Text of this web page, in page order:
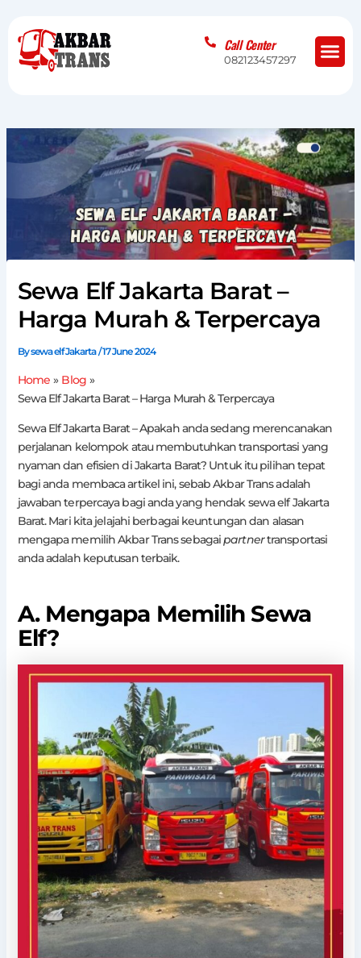
content
Call Center
082123457297
Sewa Elf Jakarta Barat –
Harga Murah & Terpercaya
Bysewa elf Jakarta/17 June 2024
Home
Blog
Sewa Elf Jakarta Barat – Harga Murah & Terpercaya
Sewa Elf Jakarta Barat – Apakah anda sedang merencanakan
perjalanan kelompok atau membutuhkan transportasi yang
nyaman dan efisien di Jakarta Barat? Untuk itu pilihan tepat
bagi anda membaca artikel ini, sebab Akbar Trans adalah
jawaban terpercaya bagi anda yang hendak sewa elf Jakarta
Barat. Mari kita jelajahi berbagai keuntungan dan alasan
mengapa memilih Akbar Trans sebagaipartnertransportasi
anda adalah keputusan terbaik.
A. Mengapa Memilih Sewa
Elf?